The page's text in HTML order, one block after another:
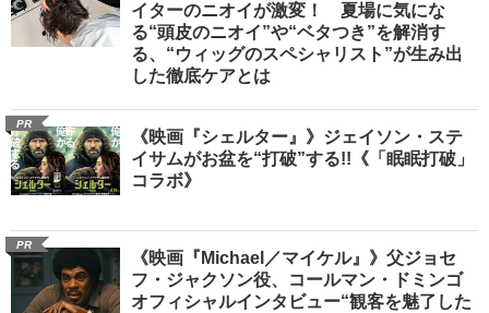
イターのニオイが激変！ 夏場に気にな
る“頭皮のニオイ”や“ベタつき”を解消す
る、“ウィッグのスペシャリスト”が生み出
した徹底ケアとは
PR
《映画『シェルター』》ジェイソン・ステ
イサムがお盆を“打破”する!!《「眠眠打破」
コラボ》
PR
《映画『Michael／マイケル』》父ジョセ
フ・ジャクソン役、コールマン・ドミンゴ
オフィシャルインタビュー“観客を魅了した